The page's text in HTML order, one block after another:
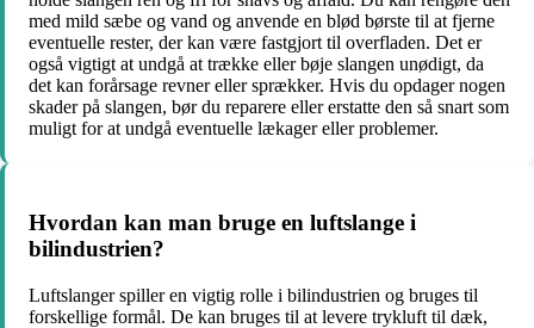
med mild sæbe og vand og anvende en blød børste til at fjerne
eventuelle rester, der kan være fastgjort til overfladen. Det er
også vigtigt at undgå at trække eller bøje slangen unødigt, da
det kan forårsage revner eller sprækker. Hvis du opdager nogen
skader på slangen, bør du reparere eller erstatte den så snart som
muligt for at undgå eventuelle lækager eller problemer.
Hvordan kan man bruge en luftslange i
bilindustrien?
Luftslanger spiller en vigtig rolle i bilindustrien og bruges til
forskellige formål. De kan bruges til at levere trykluft til dæk,